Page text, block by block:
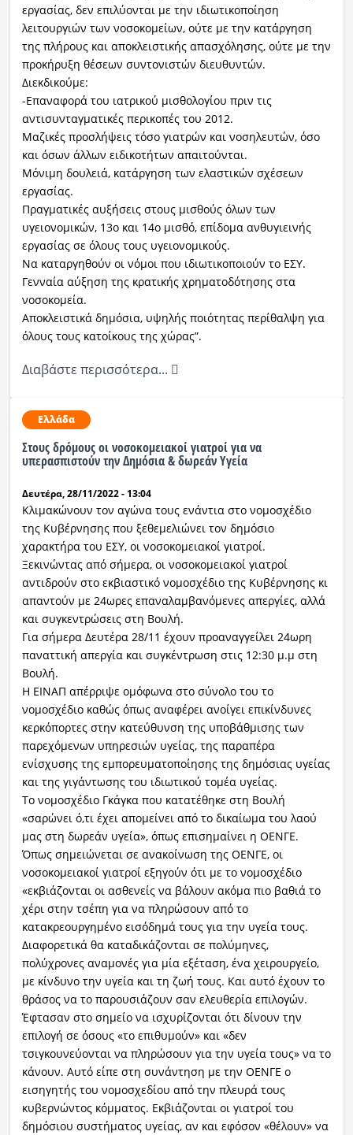
εργασίας, δεν επιλύονται με την ιδιωτικοποίηση
λειτουργιών των νοσοκομείων, ούτε με την κατάργηση
της πλήρους και αποκλειστικής απασχόλησης, ούτε με την
προκήρυξη θέσεων συντονιστών διευθυντών.
Διεκδικούμε:
-Επαναφορά του ιατρικού μισθολογίου πριν τις
αντισυνταγματικές περικοπές του 2012.
Μαζικές προσλήψεις τόσο γιατρών και νοσηλευτών, όσο
και όσων άλλων ειδικοτήτων απαιτούνται.
Μόνιμη δουλειά, κατάργηση των ελαστικών σχέσεων
εργασίας.
Πραγματικές αυξήσεις στους μισθούς όλων των
υγειονομικών, 13ο και 14ο μισθό, επίδομα ανθυγιεινής
εργασίας σε όλους τους υγειονομικούς.
Να καταργηθούν οι νόμοι που ιδιωτικοποιούν το ΕΣΥ.
Γενναία αύξηση της κρατικής χρηματοδότησης στα
νοσοκομεία.
Αποκλειστικά δημόσια, υψηλής ποιότητας περίθαλψη για
όλους τους κατοίκους της χώρας”.
Διαβάστε περισσότερα...
Ελλάδα
Στους δρόμους οι νοσοκομειακοί γιατροί για να
υπερασπιστούν την Δημόσια & δωρεάν Υγεία
Δευτέρα, 28/11/2022 - 13:04
Κλιμακώνουν τον αγώνα τους ενάντια στο νομοσχέδιο
της Κυβέρνησης που ξεθεμελιώνει τον δημόσιο
χαρακτήρα του ΕΣΥ, οι νοσοκομειακοί γιατροί.
Ξεκινώντας από σήμερα, οι νοσοκομειακοί γιατροί
αντιδρούν στο εκβιαστικό νομοσχέδιο της Κυβέρνησης κι
απαντούν με 24ωρες επαναλαμβανόμενες απεργίες, αλλά
και συγκεντρώσεις στη Βουλή.
Για σήμερα Δευτέρα 28/11 έχουν προαναγγείλει 24ωρη
παναττική απεργία και συγκέντρωση στις 12:30 μ.μ στη
Βουλή.
Η ΕΙΝΑΠ απέρριψε ομόφωνα στο σύνολο του το
νομοσχέδιο καθώς όπως αναφέρει ανοίγει επικίνδυνες
κερκόπορτες στην κατεύθυνση της υποβάθμισης των
παρεχόμενων υπηρεσιών υγείας, της παραπέρα
ενίσχυσης της εμπορευματοποίησης της δημόσιας υγείας
και της γιγάντωσης του ιδιωτικού τομέα υγείας.
Το νομοσχέδιο Γκάγκα που κατατέθηκε στη Βουλή
«σαρώνει ό,τι έχει απομείνει από το δικαίωμα του λαού
μας στη δωρεάν υγεία», όπως επισημαίνει η ΟΕΝΓΕ.
Όπως σημειώνεται σε ανακοίνωση της ΟΕΝΓΕ, οι
νοσοκομειακοί γιατροί εξηγούν ότι με το νομοσχέδιο
«εκβιάζονται οι ασθενείς να βάλουν ακόμα πιο βαθιά το
χέρι στην τσέπη για να πληρώσουν από το
κατακρεουργημένο εισόδημά τους για την υγεία τους.
Διαφορετικά θα καταδικάζονται σε πολύμηνες,
πολύχρονες αναμονές για μία εξέταση, ένα χειρουργείο,
με κίνδυνο την υγεία και τη ζωή τους. Και αυτό έχουν το
θράσος να το παρουσιάζουν σαν ελευθερία επιλογών.
Έφτασαν στο σημείο να ισχυρίζονται ότι δίνουν την
επιλογή σε όσους «το επιθυμούν» και «δεν
τσιγκουνεύονται να πληρώσουν για την υγεία τους» να το
κάνουν. Αυτό είπε στη συνάντηση με την ΟΕΝΓΕ ο
εισηγητής του νομοσχεδίου από την πλευρά τους
κυβερνώντος κόμματος. Εκβιάζονται οι γιατροί του
δημόσιου συστήματος υγείας, αν και εφόσον «θέλουν» να